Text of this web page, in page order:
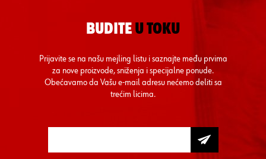
BUDITE U TOKU
Prijavite se na našu mejling listu i saznajte među prvima
za nove proizvode, sniženja i specijalne ponude.
Obećavamo da Vašu e-mail adresu nećemo deliti sa
trećim licima.